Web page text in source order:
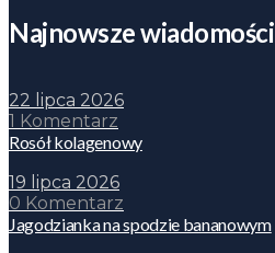
Najnowsze wiadomości
22 lipca 2026
1 Komentarz
Rosół kolagenowy
19 lipca 2026
0 Komentarz
Jagodzianka na spodzie bananowym